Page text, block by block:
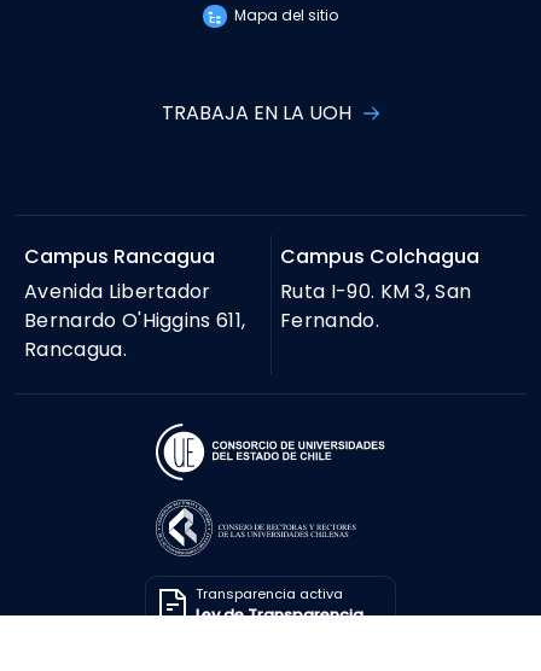
Mapa del sitio
TRABAJA EN LA UOH
Campus Rancagua
Avenida Libertador
Bernardo O'Higgins 611,
Rancagua.
Campus Colchagua
Ruta I-90. KM 3, San
Fernando.
Transparencia activa
Ley de Transparencia